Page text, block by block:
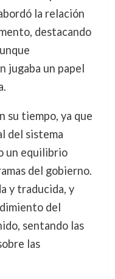
la relación
destacando
jugaba un papel
su tiempo, ya que
del sistema
un equilibrio
del gobierno.
y traducida, y
del
sentando las
las